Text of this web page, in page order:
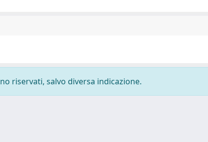
riservati, salvo diversa indicazione.